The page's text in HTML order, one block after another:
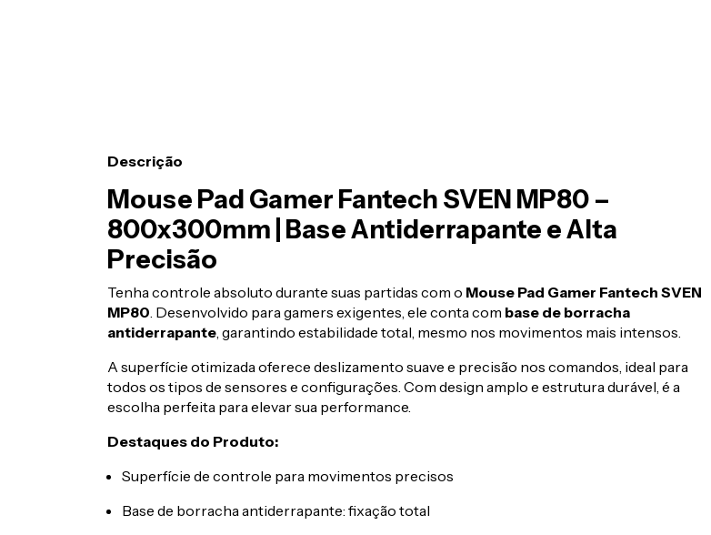
Descrição
Mouse Pad Gamer Fantech SVEN MP80 –
800x300mm | Base Antiderrapante e Alta
Precisão
Tenha controle absoluto durante suas partidas com o Mouse Pad Gamer Fantech SVEN
MP80. Desenvolvido para gamers exigentes, ele conta com base de borracha
antiderrapante, garantindo estabilidade total, mesmo nos movimentos mais intensos.
A superfície otimizada oferece deslizamento suave e precisão nos comandos, ideal para
todos os tipos de sensores e configurações. Com design amplo e estrutura durável, é a
escolha perfeita para elevar sua performance.
Destaques do Produto:
Superfície de controle para movimentos precisos
Base de borracha antiderrapante: fixação total